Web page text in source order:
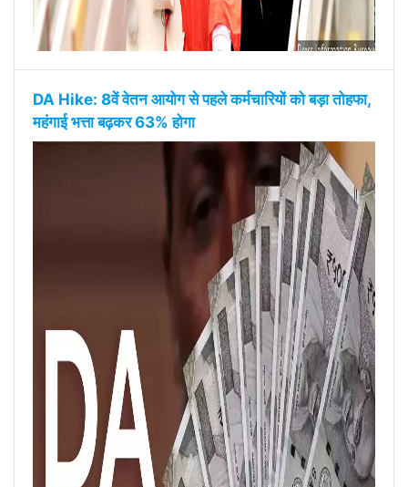
DA Hike: 8वें वेतन आयोग से पहले कर्मचारियों को बड़ा तोहफा,
महंगाई भत्ता बढ़कर 63% होगा